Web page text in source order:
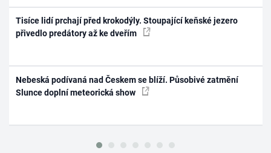
Tisíce lidí prchají před krokodýly. Stoupající keňské jezero
přivedlo predátory až ke dveřím
Nebeská podívaná nad Českem se blíží. Působivé zatmění
Slunce doplní meteorická show